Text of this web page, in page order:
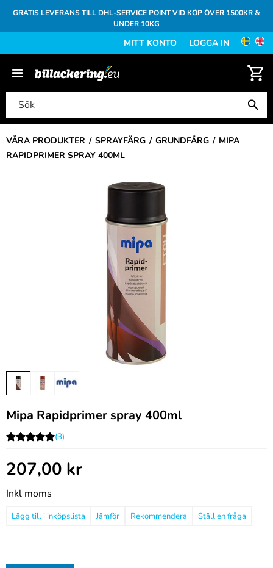
GRATIS LEVERANS TILL DHL-SERVICE POINT VID KÖP ÖVER 1500KR &
UNDER 10KG
MITT KONTO LOGGA IN
VÅRA PRODUKTER SPRAYFÄRG GRUNDFÄRG
MIPA
RAPIDPRIMER SPRAY 400ML
Mipa Rapidprimer spray 400ml
(3)
207,00 kr
Inkl moms
Jämför Rekommendera Ställ en fråga